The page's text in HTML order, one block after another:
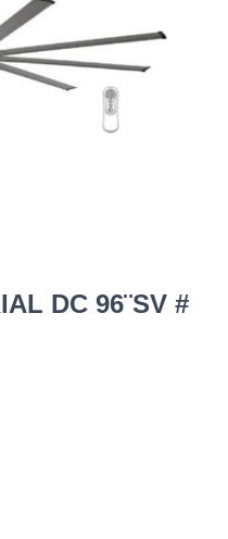
DC 96¨SV #